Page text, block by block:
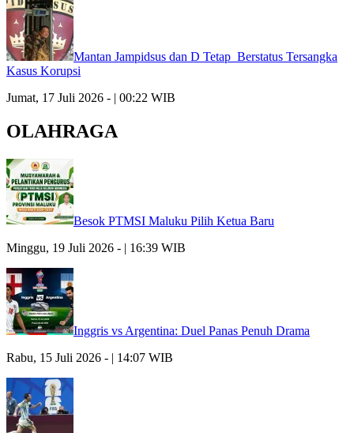
Mantan Jampidsus dan D Tetap Berstatus Tersangka
Kasus Korupsi
Jumat, 17 Juli 2026 - | 00:22 WIB
OLAHRAGA
Besok PTMSI Maluku Pilih Ketua Baru
Minggu, 19 Juli 2026 - | 16:39 WIB
Inggris vs Argentina: Duel Panas Penuh Drama
Rabu, 15 Juli 2026 - | 14:07 WIB